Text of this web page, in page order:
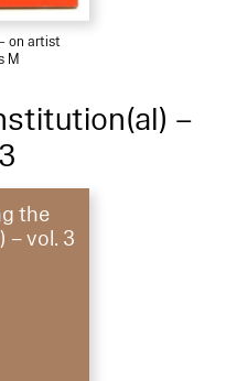
on artist
M
–
the
– vol. 3